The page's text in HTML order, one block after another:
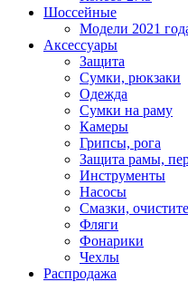
Шоссейные
Модели 2021
Аксессуары
Защита
Сумки, рюкзаки
Одежда
Сумки на раму
Камеры
Грипсы, рога
Защита рамы,
Инструменты
Насосы
Смазки,
Фляги
Фонарики
Чехлы
Распродажа